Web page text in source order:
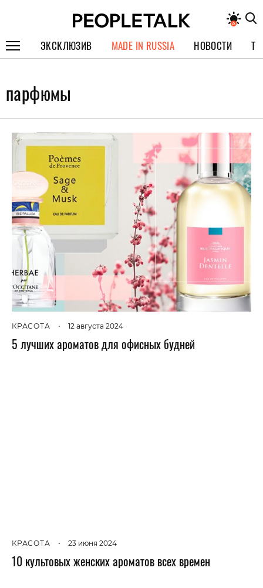
ЭКСКЛЮЗИВ
СПЕЦПРОЕКТЫ
ИНТЕРВЬЮ
ПОКОЛЕНИЕ
MADE IN RUSSIA НОВОСТИ
парфюмы
КРАСОТА • 12 августа 2024
5 лучших ароматов для офисных будней
КРАСОТА • 23 июня 2024
10 культовых женских ароматов всех времен